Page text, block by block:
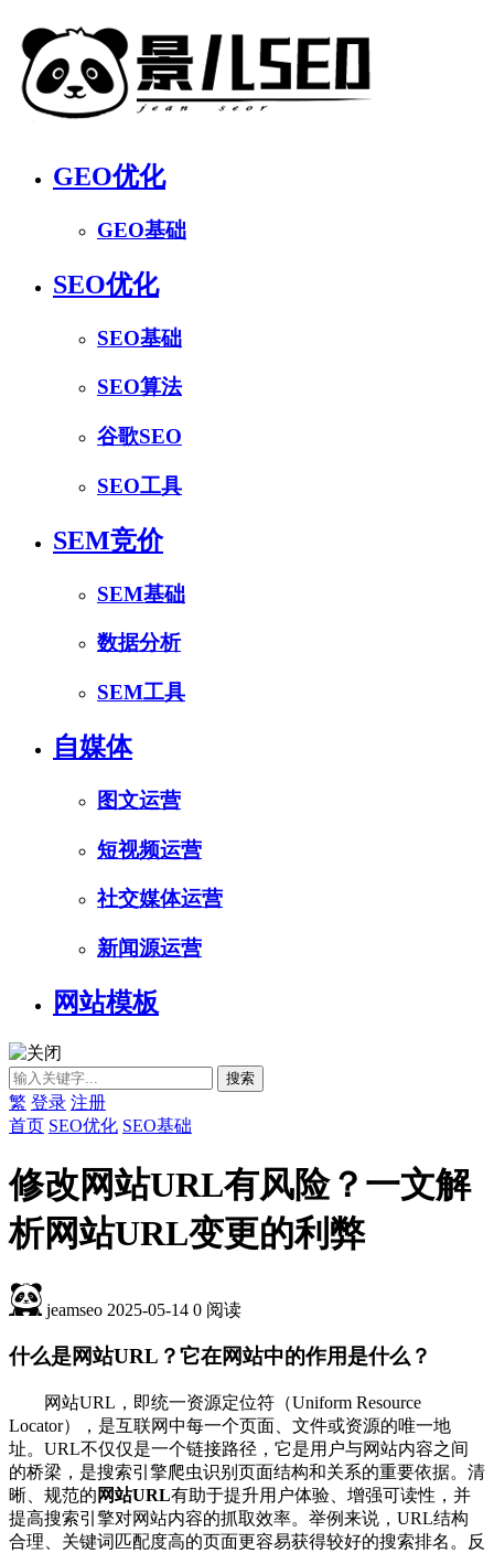
GEO优化
GEO基础
SEO优化
SEO基础
SEO算法
谷歌SEO
SEO工具
SEM竞价
SEM基础
数据分析
SEM工具
自媒体
图文运营
短视频运营
社交媒体运营
新闻源运营
网站模板
繁 登录 注册
首页 SEO优化 SEO基础
修改网站URL有风险？一文解
析网站URL变更的利弊
jeamseo 2025-05-14 0 阅读
什么是网站URL？它在网站中的作用是什么？
网站URL，即统一资源定位符（Uniform Resource
Locator），是互联网中每一个页面、文件或资源的唯一地
址。URL不仅仅是一个链接路径，它是用户与网站内容之间
的桥梁，是搜索引擎爬虫识别页面结构和关系的重要依据。清
晰、规范的 网站URL有助于提升用户体验、增强可读性，并
提高搜索引擎对网站内容的抓取效率。举例来说，URL结构
合理、关键词匹配度高的页面更容易获得较好的搜索排名。反